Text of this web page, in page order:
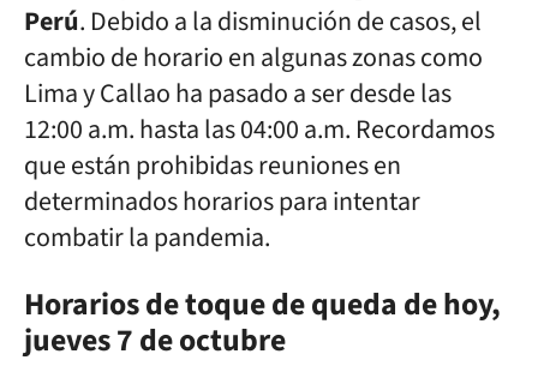
Perú. Debido a la disminución de casos, el
cambio de horario en algunas zonas como
Lima y Callao ha pasado a ser desde las
12:00 a.m. hasta las 04:00 a.m. Recordamos
que están prohibidas reuniones en
determinados horarios para intentar
combatir la pandemia.
Horarios de toque de queda de hoy,
jueves 7 de octubre